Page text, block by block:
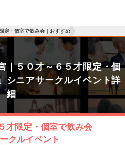
定・個室で飲み会｜おすすめ
｜５０才～６５才限定・個
シニアサークルイベント詳
細
才限定・個室で飲み会
クルイベント